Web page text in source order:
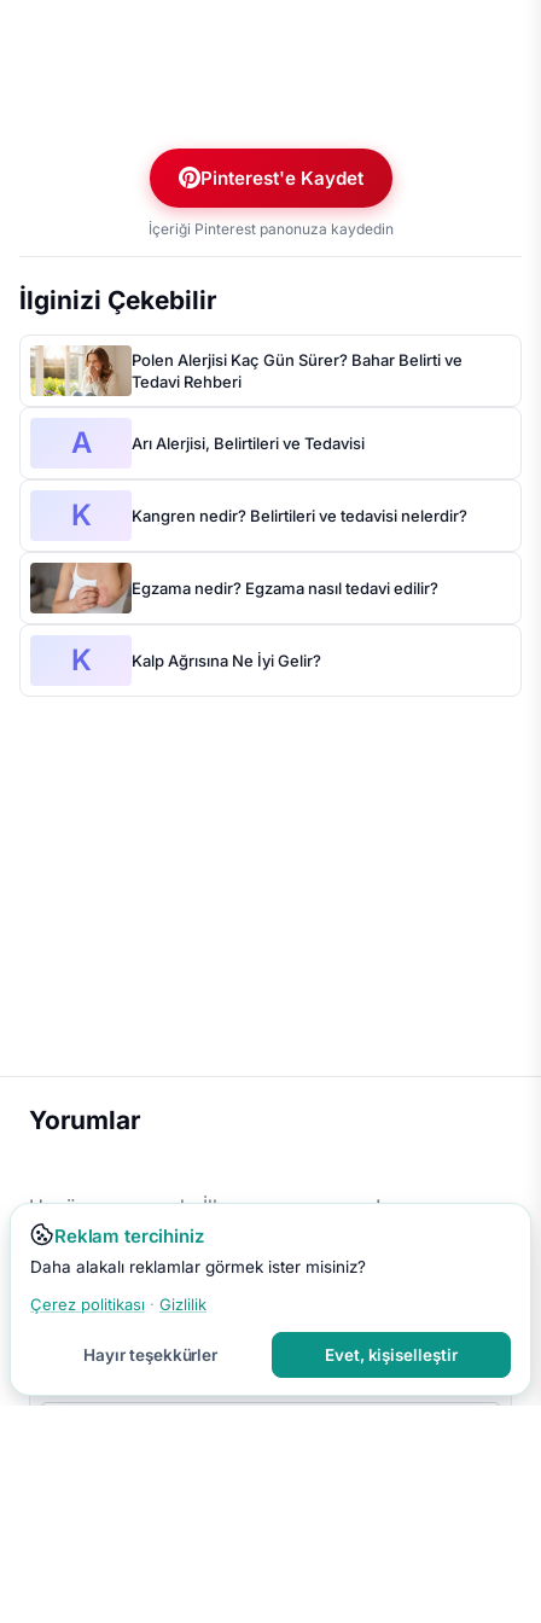
Pinterest'e Kaydet
İçeriği Pinterest panonuza kaydedin
İlginizi Çekebilir
Polen Alerjisi Kaç Gün Sürer? Bahar Belirti ve
Tedavi Rehberi
A Arı Alerjisi, Belirtileri ve Tedavisi
K Kangren nedir? Belirtileri ve tedavisi nelerdir?
Egzama nedir? Egzama nasıl tedavi edilir?
K Kalp Ağrısına Ne İyi Gelir?
Yorumlar
Henüz yorum yok. İlk yorumu sen yap!
Reklam tercihiniz
Daha alakalı reklamlar görmek ister misiniz?
Çerez politikası · Gizlilik
Hayır teşekkürler Evet, kişiselleştir